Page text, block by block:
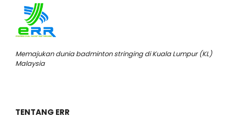
Memajukan dunia badminton stringing di Kuala Lumpur (KL)
Malaysia
TENTANG ERR